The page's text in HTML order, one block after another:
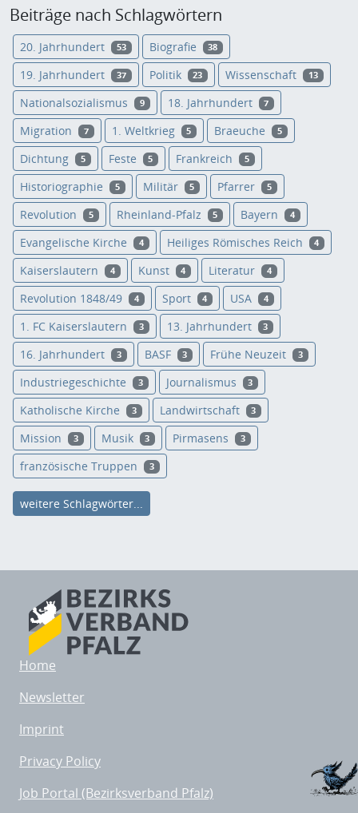
Beiträge nach Schlagwörtern
20. Jahrhundert 53 Biografie 38
19. Jahrhundert 37 Politik 23 Wissenschaft 13
Nationalsozialismus 9 18. Jahrhundert 7
Migration 7 1. Weltkrieg 5 Braeuche 5
Dichtung 5 Feste 5 Frankreich 5
Historiographie 5 Militär 5 Pfarrer 5
Revolution 5 Rheinland-Pfalz 5 Bayern 4
Evangelische Kirche 4 Heiliges Römisches Reich 4
Kaiserslautern 4 Kunst 4 Literatur 4
Revolution 1848/49 4 Sport 4 USA 4
1. FC Kaiserslautern 3 13. Jahrhundert 3
16. Jahrhundert 3 BASF 3 Frühe Neuzeit 3
Industriegeschichte 3 Journalismus 3
Katholische Kirche 3 Landwirtschaft 3
Mission 3 Musik 3 Pirmasens 3
französische Truppen 3
weitere Schlagwörter...
Home
Newsletter
Imprint
Privacy Policy
Job Portal (Bezirksverband Pfalz)